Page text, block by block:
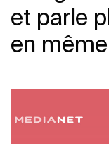
et parle
en